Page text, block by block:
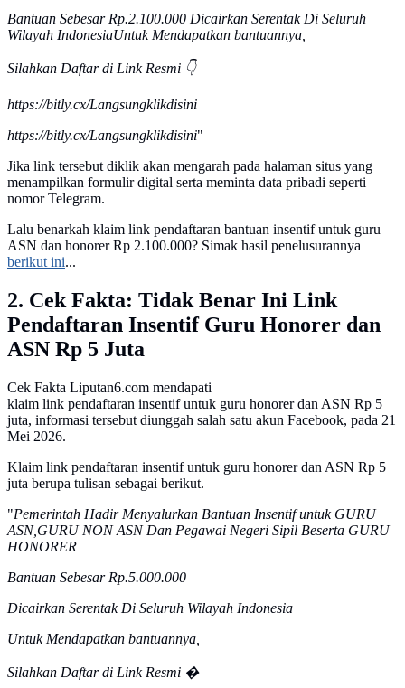
Bantuan Sebesar Rp.2.100.000 Dicairkan Serentak Di Seluruh
Wilayah IndonesiaUntuk Mendapatkan bantuannya,
Silahkan Daftar di Link Resmi 👇
https://bitly.cx/Langsungklikdisini
https://bitly.cx/Langsungklikdisini"
Jika link tersebut diklik akan mengarah pada halaman situs yang
menampilkan formulir digital serta meminta data pribadi seperti
nomor Telegram.
Lalu benarkah klaim link pendaftaran bantuan insentif untuk guru
ASN dan honorer Rp 2.100.000? Simak hasil penelusurannya
berikut ini...
2. Cek Fakta: Tidak Benar Ini Link
Pendaftaran Insentif Guru Honorer dan
ASN Rp 5 Juta
Cek Fakta Liputan6.com mendapati
klaim link pendaftaran insentif untuk guru honorer dan ASN Rp 5
juta, informasi tersebut diunggah salah satu akun Facebook, pada 21
Mei 2026.
Klaim link pendaftaran insentif untuk guru honorer dan ASN Rp 5
juta berupa tulisan sebagai berikut.
"Pemerintah Hadir Menyalurkan Bantuan Insentif untuk GURU
ASN,GURU NON ASN Dan Pegawai Negeri Sipil Beserta GURU
HONORER
Bantuan Sebesar Rp.5.000.000
Dicairkan Serentak Di Seluruh Wilayah Indonesia
Untuk Mendapatkan bantuannya,
Silahkan Daftar di Link Resmi �